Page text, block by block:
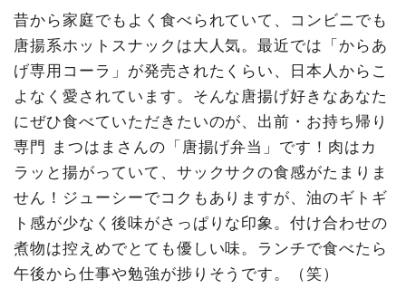
昔から家庭でもよく食べられていて、コンビニでも
唐揚系ホットスナックは大人気。最近では「からあ
げ専用コーラ」が発売されたくらい、日本人からこ
よなく愛されています。そんな唐揚げ好きなあなた
にぜひ食べていただきたいのが、出前・お持ち帰り
専門 まつはまさんの「唐揚げ弁当」です！肉はカ
ラッと揚がっていて、サックサクの食感がたまりま
せん！ジューシーでコクもありますが、油のギトギ
ト感が少なく後味がさっぱりな印象。付け合わせの
煮物は控えめでとても優しい味。ランチで食べたら
午後から仕事や勉強が捗りそうです。（笑）